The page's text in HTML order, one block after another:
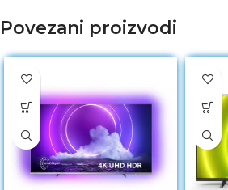
Povezani proizvodi